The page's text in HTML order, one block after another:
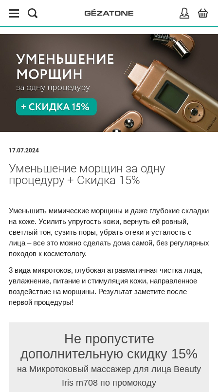
17.07.2024
Уменьшение морщин за одну
процедуру + Скидка 15%
Уменьшить мимические морщины и даже глубокие складки
на коже. Усилить упругость кожи, вернуть ей ровный,
светлый тон, сузить поры, убрать отеки и усталость с
лица – все это можно сделать дома самой, без регулярных
походов к косметологу.
3 вида микротоков, глубокая атравматичная чистка лица,
увлажнение, питание и стимуляция кожи, направленное
воздействие на морщины. Результат заметите после
первой процедуры!
Не пропустите
дополнительную скидку 15%
на Микротоковый массажер для лица Beauty
Iris m708 по промокоду